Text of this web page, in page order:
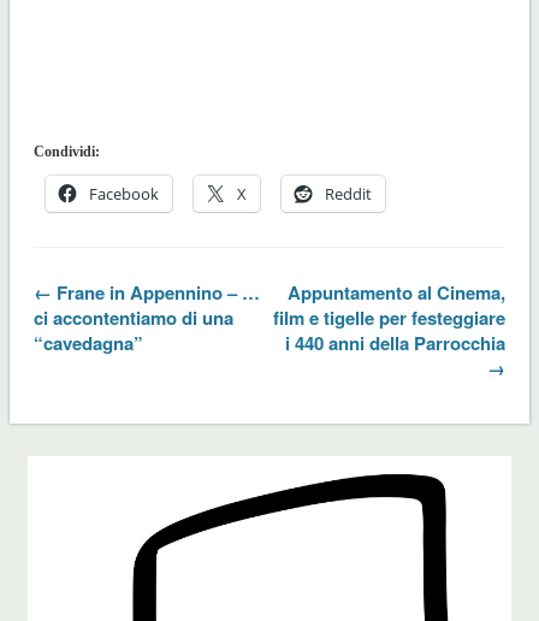
Condividi:
Facebook X Reddit
← Frane in Appennino – …
ci accontentiamo di una
“cavedagna”
Appuntamento al Cinema,
film e tigelle per festeggiare
i 440 anni della Parrocchia
→